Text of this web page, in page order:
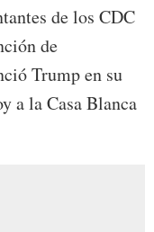
de los CDC
de
Trump en su
a la Casa Blanca